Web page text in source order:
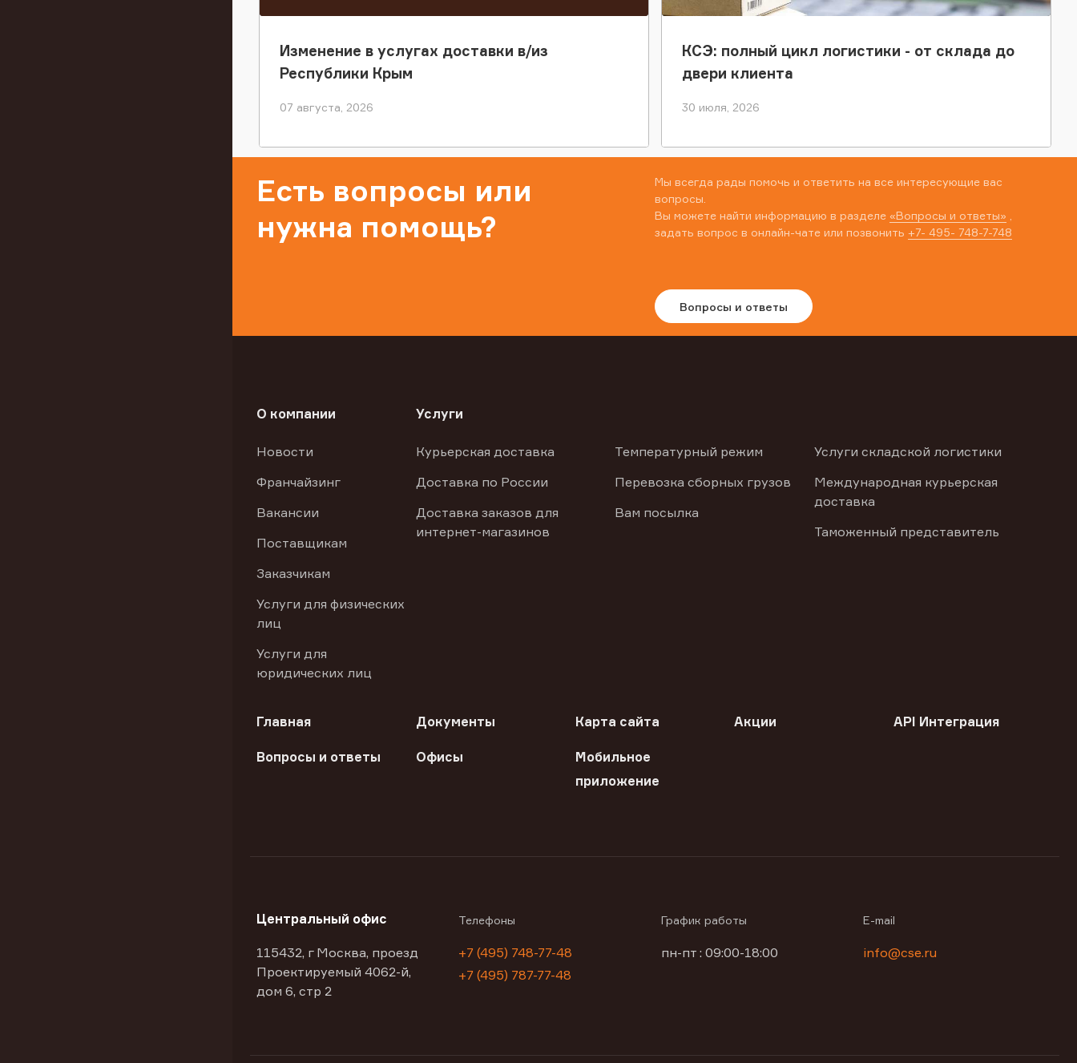
Изменение в услугах доставки в/из
Республики Крым
07 августа, 2026
КСЭ: полный цикл логистики - от склада до
двери клиента
30 июля, 2026
Есть вопросы или
нужна помощь?
Мы всегда рады помочь и ответить на все интересующие вас
вопросы.
Вы можете найти информацию в разделе «Вопросы и ответы»
задать вопрос в онлайн-чате или позвонить +7- 495- 748-7-748
Вопросы и ответы
О компании
Новости
Франчайзинг
Вакансии
Поставщикам
Заказчикам
Услуги для физических
лиц
Услуги для
юридических лиц
Услуги
Курьерская доставка
Доставка по России
Доставка заказов для
интернет-магазинов
Температурный режим
Перевозка сборных грузов
Вам посылка
Услуги складской логистики
Международная курьерская
доставка
Таможенный представитель
Главная Документы Карта сайта Акции API Интеграция
Вопросы и ответы Офисы
Мобильное
приложение
Центральный офис
115432, г Москва, проезд
Проектируемый 4062-й,
дом 6, стр 2
Телефоны
+7 (495) 748-77-48
+7 (495) 787-77-48
График работы
пн-пт : 09:00-18:00
E-mail
info@cse.ru